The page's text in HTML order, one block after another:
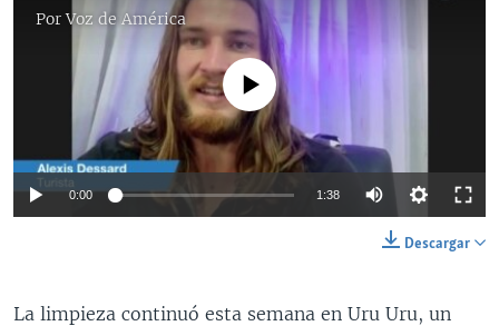
PorVoz de América
No media source currently available
0:00 1:38
Descargar
La limpieza continuó esta semana en Uru Uru, un